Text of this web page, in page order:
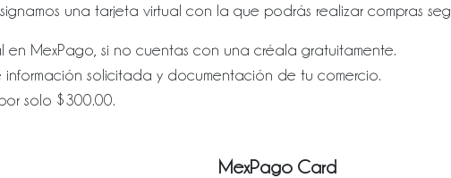
una tarjeta virtual con la que podrás realizar compras
en MexPago, si no cuentas con una créala gratuitamente.
solicitada y documentación de tu comercio.
solo $300.00.
MexPago Card